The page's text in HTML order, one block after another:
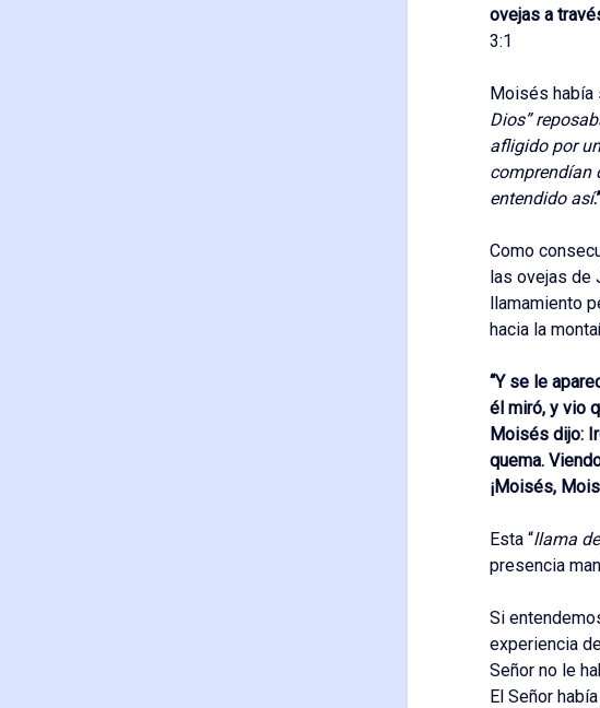
ovejas a
3:1
Moisés había
Dios”
afligido por
comprendían
entendido así
Como
las ovejas de
llamamiento
hacia la
“Y se le
él miró, y vio
Moisés dijo:
quema.
¡Moisés,
Esta “llama
presencia
Si
experiencia
Señor no le
El Señor